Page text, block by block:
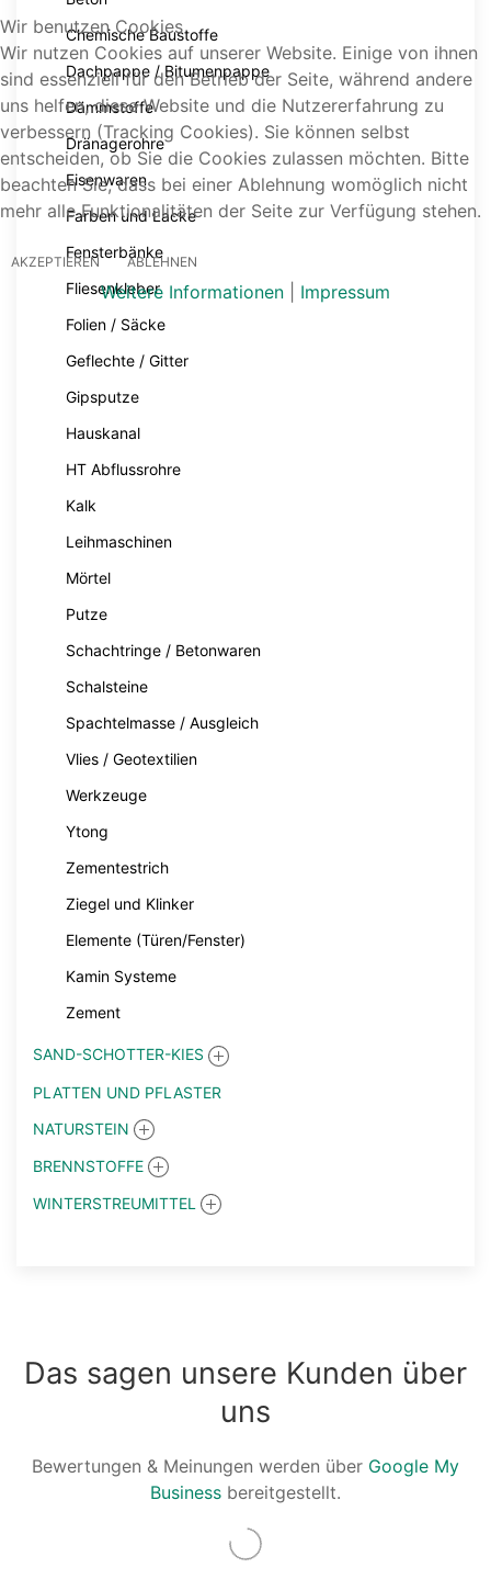
Chemische Baustoffe
Dachpappe / Bitumenpappe
Dämmstoffe
Dränagerohre
Eisenwaren
Farben und Lacke
Fensterbänke
Fliesenkleber
Folien / Säcke
Geflechte / Gitter
Gipsputze
Hauskanal
HT Abflussrohre
Kalk
Leihmaschinen
Mörtel
Putze
Schachtringe / Betonwaren
Schalsteine
Spachtelmasse / Ausgleich
Vlies / Geotextilien
Werkzeuge
Ytong
Zementestrich
Ziegel und Klinker
Elemente (Türen/Fenster)
Kamin Systeme
Zement
SAND-SCHOTTER-KIES
PLATTEN UND PFLASTER
NATURSTEIN
BRENNSTOFFE
WINTERSTREUMITTEL
Das sagen unsere Kunden über
uns
Bewertungen & Meinungen werden über Google My
Business bereitgestellt.
Wir benutzen Cookies
Wir nutzen Cookies auf unserer Website. Einige von ihnen
sind essenziell für den Betrieb der Seite, während andere
uns helfen, diese Website und die Nutzererfahrung zu
verbessern (Tracking Cookies). Sie können selbst
entscheiden, ob Sie die Cookies zulassen möchten. Bitte
beachten Sie, dass bei einer Ablehnung womöglich nicht
mehr alle Funktionalitäten der Seite zur Verfügung stehen.
AKZEPTIEREN ABLEHNEN
Weitere Informationen Impressum